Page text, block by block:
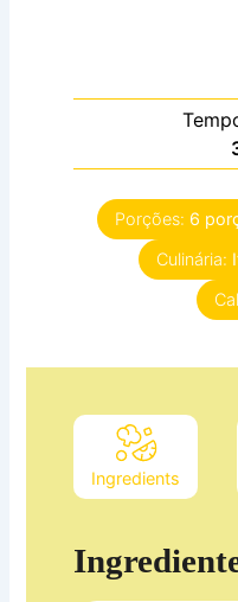
Porções: 6
Culinária:
Ingredients